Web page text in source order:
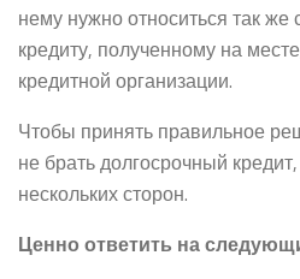
нему нужно относиться так же
кредиту, полученному на
кредитной организации.
Чтобы принять правильное
не брать долгосрочный
нескольких сторон.
Ценно ответить на